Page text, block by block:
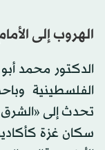
الهروب إلى
الدكتور محمد
الفلسطينية
تحدث إلى
سكان غزة